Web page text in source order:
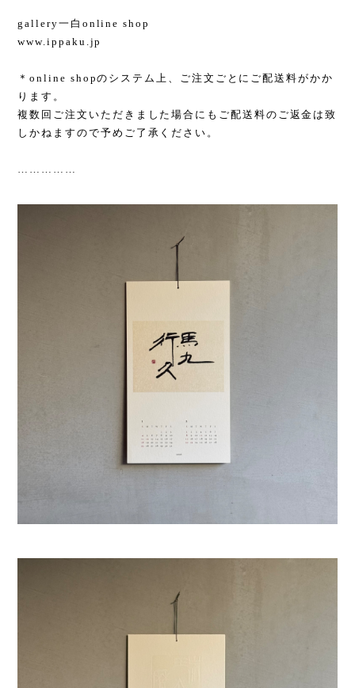
gallery一白 online shop
www.ippaku.jp
＊online shopのシステム上、ご注文ごとにご配送料がかか
ります。
複数回ご注文いただきました場合にもご配送料のご返金は致
しかねますので予めご了承ください。
……………